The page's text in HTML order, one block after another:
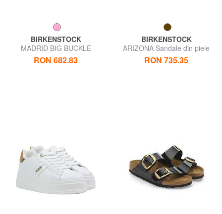
BIRKENSTOCK
MADRID BIG BUCKLE
Sandale din piele
RON 682.83
BIRKENSTOCK
ARIZONA Sandale din piele
RON 735.35